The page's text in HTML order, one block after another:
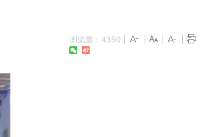
浏览量： 4350